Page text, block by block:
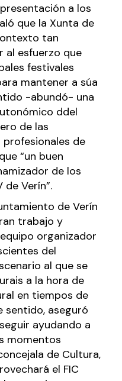
a los
que la Xunta de
tan
al esfuerzo que
festivales
mantener a súa
-abundó- una
ddel
de las
de
“un buen
de los
de Verín”.
de Verín
trabajo y
organizador
del
al que se
a la hora de
en tiempos de
sentido, aseguró
ayudando a
momentos
de Cultura,
el FIC